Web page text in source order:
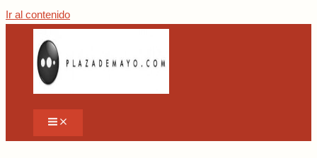
Ir al contenido